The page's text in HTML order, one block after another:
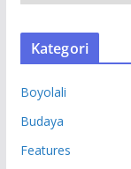
R
S
Kategori
Boyolali
Budaya
Features